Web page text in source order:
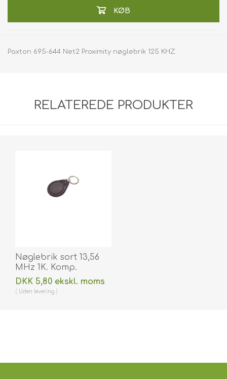
KØB
Paxton 695-644 Net2 Proximity nøglebrik 125 KHZ.
RELATEREDE PRODUKTER
Nøglebrik sort 13,56
MHz 1K. Komp.
70102030N
DKK 5,80 ekskl. moms
Uden levering